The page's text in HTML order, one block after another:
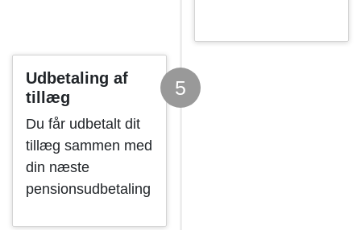
5
Udbetaling af
tillæg
Du får udbetalt dit
tillæg sammen med
din næste
pensionsudbetaling